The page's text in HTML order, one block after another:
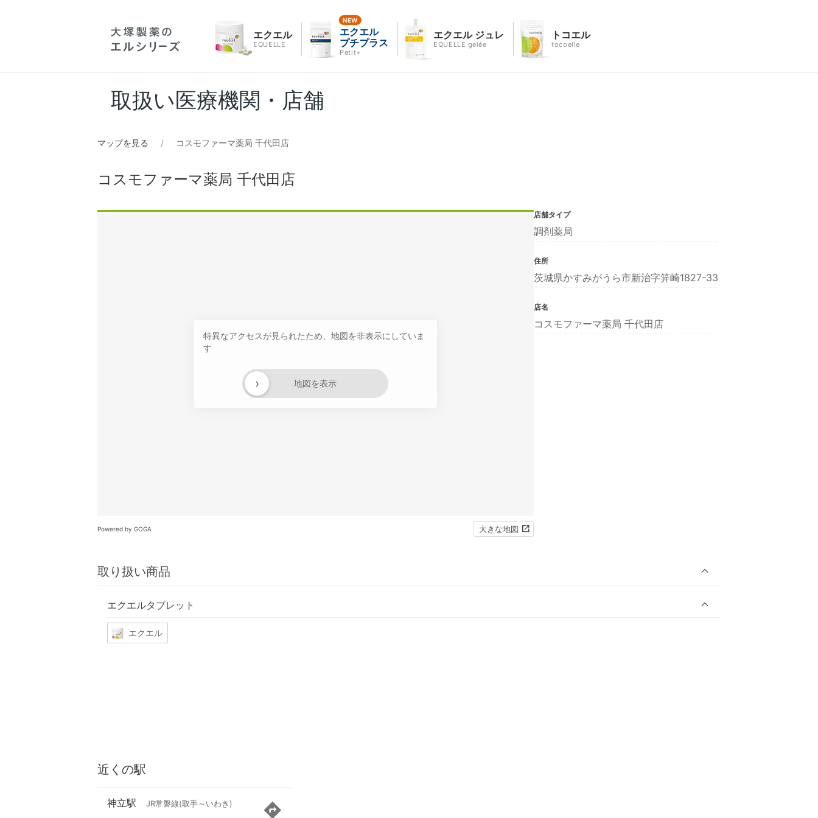
エクエル
EQUELLE
エクエル
プチプラス
Petit+
エクエル ジュレ
EQUELLE gelée
トコエル
tocoelle
取扱い医療機関・店舗
マップを見る コスモファーマ薬局 千代田店
コスモファーマ薬局 千代田店
特異なアクセスが見られたため、地図を非表示にしていま
す
地図を表示
›
Powered by GOGA 大きな地図
取り扱い商品
エクエルタブレット
エクエル
店舗タイプ
調剤薬局
住所
茨城県かすみがうら市新治字笄崎1827-33
店名
コスモファーマ薬局 千代田店
近くの駅
神立駅 JR常磐線(取手～いわき)